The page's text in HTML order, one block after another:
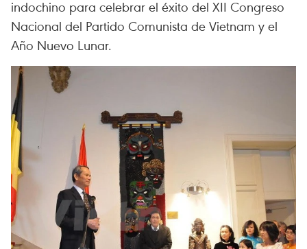
indochino para celebrar el éxito del XII Congreso
Nacional del Partido Comunista de Vietnam y el
Año Nuevo Lunar.